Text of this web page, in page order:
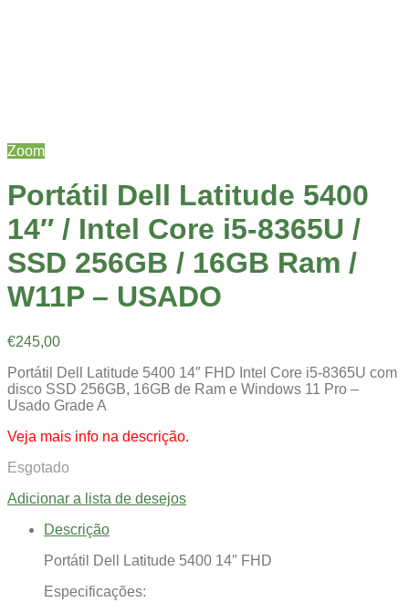
Zoom
Portátil Dell Latitude 5400
14″ / Intel Core i5-8365U /
SSD 256GB / 16GB Ram /
W11P – USADO
€245,00
Portátil Dell Latitude 5400 14″ FHD Intel Core i5-8365U com
disco SSD 256GB, 16GB de Ram e Windows 11 Pro –
Usado Grade A
Veja mais info na descrição.
Esgotado
Adicionar a lista de desejos
Descrição
Portátil Dell Latitude 5400 14″ FHD
Especificações: